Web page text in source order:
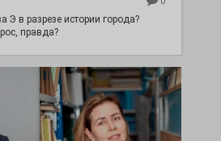
Э в разрезе истории города?
правда?